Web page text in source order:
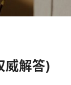
威解答)